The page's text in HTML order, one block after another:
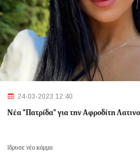
24-03-2023 12:40
Νέα "Πατρίδα" για την Αφροδίτη
Ίδρυσε νέο κόμμα